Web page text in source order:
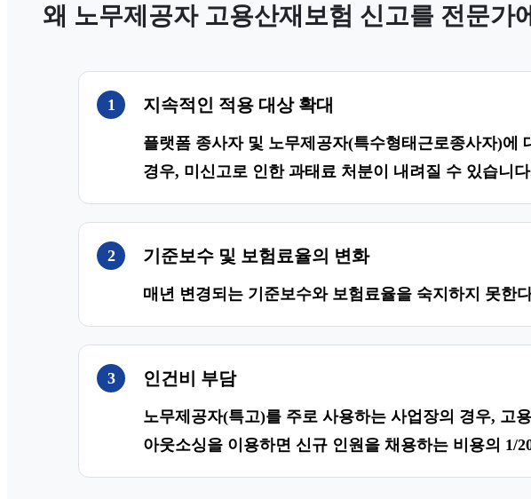
왜 노무제공자 고용산재보험 신고를 전문가
1 지속적인 적용 대상 확대
플랫폼 종사자 및 노무제공자(특수형태근로종사자)
경우, 미신고로 인한 과태료 처분이 내려질 수 있습니
2 기준보수 및 보험료율의 변화
매년 변경되는 기준보수와 보험료율을 숙지하지 못한
3 인건비 부담
노무제공자(특고)를 주로 사용하는 사업장의 경우, 고
아웃소싱을 이용하면 신규 인원을 채용하는 비용의 1/